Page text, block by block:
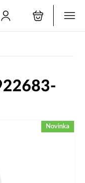
Novinka